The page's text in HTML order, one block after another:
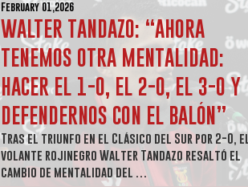
February 01,2026
WALTER TANDAZO: “AHORA
TENEMOS OTRA MENTALIDAD:
HACER EL 1-0, EL 2-0, EL 3-0 Y
DEFENDERNOS CON EL BALÓN”
Tras el triunfo en el Clásico del Sur por 2-0, el
volante rojinegro Walter Tandazo resaltó el
cambio de mentalidad del …